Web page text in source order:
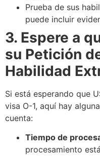
Prueba de sus
puede incluir
3. Espere a
su Petición
Habilidad
Si está esperando que
visa O-1, aquí hay
cuenta:
Tiempo de
procesamiento